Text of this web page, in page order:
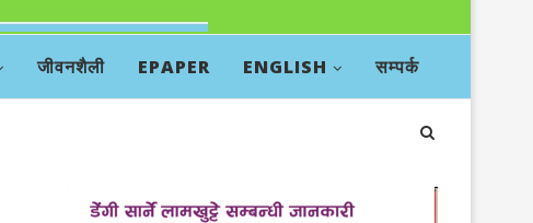
जीवनशैली EPAPER ENGLISH सम्पर्क